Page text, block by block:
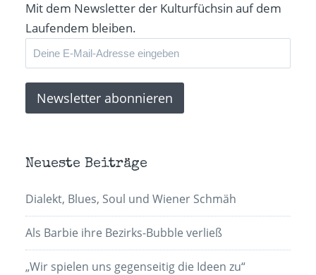
Mit dem Newsletter der Kulturfüchsin auf dem
Laufendem bleiben.
Neueste Beiträge
Dialekt, Blues, Soul und Wiener Schmäh
Als Barbie ihre Bezirks-Bubble verließ
„Wir spielen uns gegenseitig die Ideen zu“